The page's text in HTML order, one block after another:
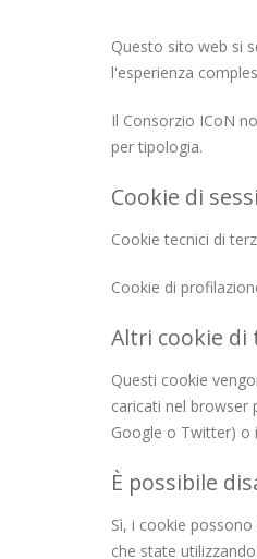
Questo sito web si
l'esperienza
Il Consorzio ICoN
per tipologia.
Cookie di
Cookie tecnici di
Cookie di
Altri cookie di
Questi cookie
caricati nel browser
Google o Twitter) o
È possibile
Sì, i cookie
che state